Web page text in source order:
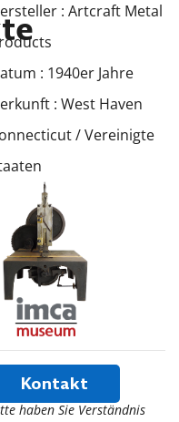
: Artcraft Metal
: 1940er Jahre
: West Haven
/ Vereinigte
haben Sie Verständnis
Kontakt